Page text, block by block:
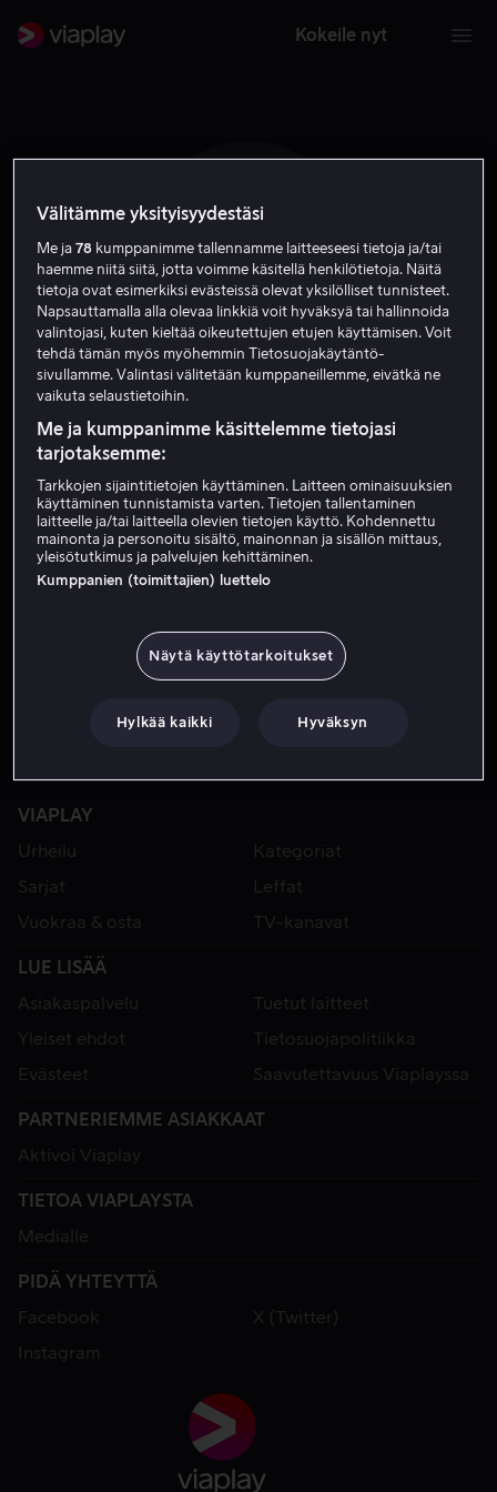
Kokeile nyt
E V
Efrain Villa
VIAPLAY
Urheilu
Kategoriat
Sarjat
Leffat
Vuokraa & osta
TV-kanavat
LUE LISÄÄ
Asiakaspalvelu
Tuetut laitteet
Yleiset ehdot
Tietosuojapolitiikka
Evästeet
Saavutettavuus Viaplayssa
PARTNERIEMME ASIAKKAAT
Aktivoi Viaplay
TIETOA VIAPLAYSTA
Medialle
PIDÄ YHTEYTTÄ
Facebook
X (Twitter)
Instagram
Välitämme yksityisyydestäsi
Me ja78 kumppanimme tallennamme laitteeseesi tietoja ja/tai
haemme niitä siitä, jotta voimme käsitellä henkilötietoja. Näitä
tietoja ovat esimerkiksi evästeissä olevat yksilölliset tunnisteet.
Napsauttamalla alla olevaa linkkiä voit hyväksyä tai hallinnoida
valintojasi, kuten kieltää oikeutettujen etujen käyttämisen. Voit
tehdä tämän myös myöhemmin Tietosuojakäytäntö-
sivullamme. Valintasi välitetään kumppaneillemme, eivätkä ne
vaikuta selaustietoihin.
Me ja kumppanimme käsittelemme tietojasi
tarjotaksemme:
Tarkkojen sijaintitietojen käyttäminen. Laitteen ominaisuuksien
käyttäminen tunnistamista varten. Tietojen tallentaminen
laitteelle ja/tai laitteella olevien tietojen käyttö. Kohdennettu
mainonta ja personoitu sisältö, mainonnan ja sisällön mittaus,
yleisötutkimus ja palvelujen kehittäminen.
Kumppanien (toimittajien) luettelo
Näytä käyttötarkoitukset
Hylkää kaikki Hyväksyn